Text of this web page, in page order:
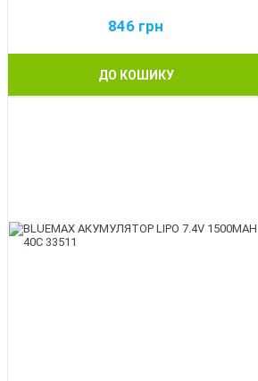
846 грн
ДО КОШИКУ